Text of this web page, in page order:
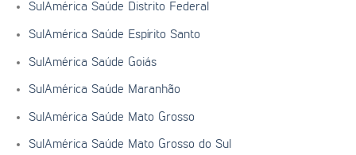
SulAmérica Saúde Distrito Federal
SulAmérica Saúde Espírito Santo
SulAmérica Saúde Goiás
SulAmérica Saúde Maranhão
SulAmérica Saúde Mato Grosso
SulAmérica Saúde Mato Grosso do Sul